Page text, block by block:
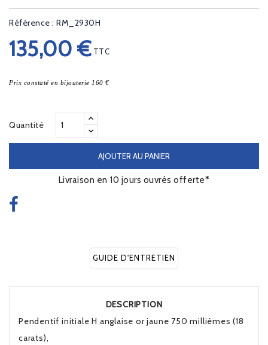
Référence : RM_2930H
135,00 € TTC
Prix constaté en bijouterie 160 €
Quantité
AJOUTER AU PANIER
Livraison en 10 jours ouvrés offerte*
GUIDE D'ENTRETIEN
DESCRIPTION
Pendentif initiale H anglaise or jaune 750 millièmes (18
carats),